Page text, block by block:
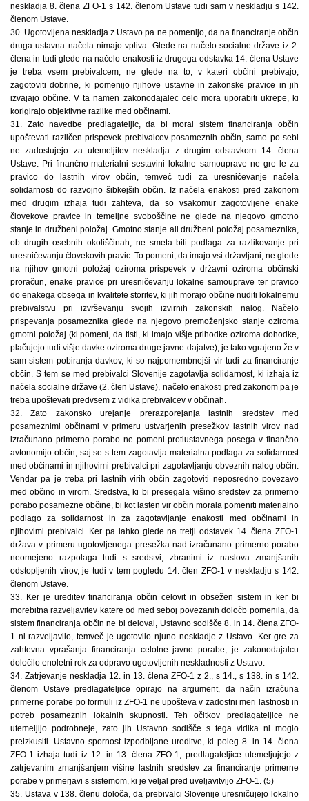
neskladja 8. člena ZFO-1 s 142. členom Ustave tudi sam v neskladju s 142.
členom Ustave.
30. Ugotovljena neskladja z Ustavo pa ne pomenijo, da na financiranje občin
druga ustavna načela nimajo vpliva. Glede na načelo socialne države iz 2.
člena in tudi glede na načelo enakosti iz drugega odstavka 14. člena Ustave
je treba vsem prebivalcem, ne glede na to, v kateri občini prebivajo,
zagotoviti dobrine, ki pomenijo njihove ustavne in zakonske pravice in jih
izvajajo občine. V ta namen zakonodajalec celo mora uporabiti ukrepe, ki
korigirajo objektivne razlike med občinami.
31. Zato navedbe predlagateljic, da bi moral sistem financiranja občin
upoštevati različen prispevek prebivalcev posameznih občin, same po sebi
ne zadostujejo za utemeljitev neskladja z drugim odstavkom 14. člena
Ustave. Pri finančno-materialni sestavini lokalne samouprave ne gre le za
pravico do lastnih virov občin, temveč tudi za uresničevanje načela
solidarnosti do razvojno šibkejših občin. Iz načela enakosti pred zakonom
med drugim izhaja tudi zahteva, da so vsakomur zagotovljene enake
človekove pravice in temeljne svoboščine ne glede na njegovo gmotno
stanje in družbeni položaj. Gmotno stanje ali družbeni položaj posameznika,
ob drugih osebnih okoliščinah, ne smeta biti podlaga za razlikovanje pri
uresničevanju človekovih pravic. To pomeni, da imajo vsi državljani, ne glede
na njihov gmotni položaj oziroma prispevek v državni oziroma občinski
proračun, enake pravice pri uresničevanju lokalne samouprave ter pravico
do enakega obsega in kvalitete storitev, ki jih morajo občine nuditi lokalnemu
prebivalstvu pri izvrševanju svojih izvirnih zakonskih nalog. Načelo
prispevanja posameznika glede na njegovo premoženjsko stanje oziroma
gmotni položaj (ki pomeni, da tisti, ki imajo višje prihodke oziroma dohodke,
plačujejo tudi višje davke oziroma druge javne dajatve), je tako vgrajeno že v
sam sistem pobiranja davkov, ki so najpomembnejši vir tudi za financiranje
občin. S tem se med prebivalci Slovenije zagotavlja solidarnost, ki izhaja iz
načela socialne države (2. člen Ustave), načelo enakosti pred zakonom pa je
treba upoštevati predvsem z vidika prebivalcev v občinah.
32. Zato zakonsko urejanje prerazporejanja lastnih sredstev med
posameznimi občinami v primeru ustvarjenih presežkov lastnih virov nad
izračunano primerno porabo ne pomeni protiustavnega posega v finančno
avtonomijo občin, saj se s tem zagotavlja materialna podlaga za solidarnost
med občinami in njihovimi prebivalci pri zagotavljanju obveznih nalog občin.
Vendar pa je treba pri lastnih virih občin zagotoviti neposredno povezavo
med občino in virom. Sredstva, ki bi presegala višino sredstev za primerno
porabo posamezne občine, bi kot lasten vir občin morala pomeniti materialno
podlago za solidarnost in za zagotavljanje enakosti med občinami in
njihovimi prebivalci. Ker pa lahko glede na tretji odstavek 14. člena ZFO-1
država v primeru ugotovljenega presežka nad izračunano primerno porabo
neomejeno razpolaga tudi s sredstvi, zbranimi iz naslova zmanjšanih
odstopljenih virov, je tudi v tem pogledu 14. člen ZFO-1 v neskladju s 142.
členom Ustave.
33. Ker je ureditev financiranja občin celovit in obsežen sistem in ker bi
morebitna razveljavitev katere od med seboj povezanih določb pomenila, da
sistem financiranja občin ne bi deloval, Ustavno sodišče 8. in 14. člena ZFO-
1 ni razveljavilo, temveč je ugotovilo njuno neskladje z Ustavo. Ker gre za
zahtevna vprašanja financiranja celotne javne porabe, je zakonodajalcu
določilo enoletni rok za odpravo ugotovljenih neskladnosti z Ustavo.
34. Zatrjevanje neskladja 12. in 13. člena ZFO-1 z 2., s 14., s 138. in s 142.
členom Ustave predlagateljice opirajo na argument, da način izračuna
primerne porabe po formuli iz ZFO-1 ne upošteva v zadostni meri lastnosti in
potreb posameznih lokalnih skupnosti. Teh očitkov predlagateljice ne
utemeljijo podrobneje, zato jih Ustavno sodišče s tega vidika ni moglo
preizkusiti. Ustavno spornost izpodbijane ureditve, ki poleg 8. in 14. člena
ZFO-1 izhaja tudi iz 12. in 13. člena ZFO-1, predlagateljice utemeljujejo z
zatrjevanim zmanjšanjem višine lastnih sredstev za financiranje primerne
porabe v primerjavi s sistemom, ki je veljal pred uveljavitvijo ZFO-1. (5)
35. Ustava v 138. členu določa, da prebivalci Slovenije uresničujejo lokalno